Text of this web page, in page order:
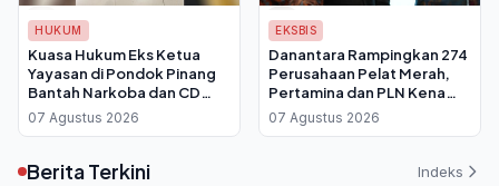
HUKUM
Kuasa Hukum Eks Ketua
Yayasan di Pondok Pinang
Bantah Narkoba dan CD
Porno Milik Kliennya
07 Agustus 2026
EKSBIS
Danantara Rampingkan 274
Perusahaan Pelat Merah,
Pertamina dan PLN Kena
Efisiensi
07 Agustus 2026
Berita Terkini Indeks